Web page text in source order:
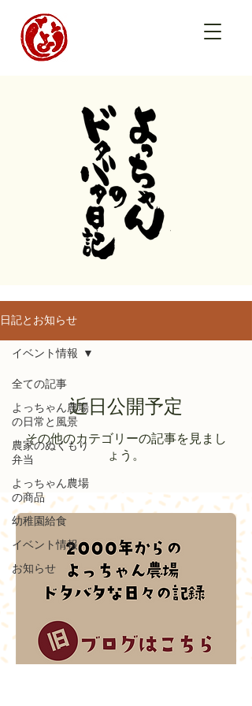
日記とお知らせ
全ての記事
よっちゃん農場
の日常と風景
農家のぬくもり
弁当
よっちゃん農場
の商品
幼稚園給食
イベント情報
お知らせ
イベント情報
近日公開予定
その他のカテゴリーの記事を見まし
ょう。